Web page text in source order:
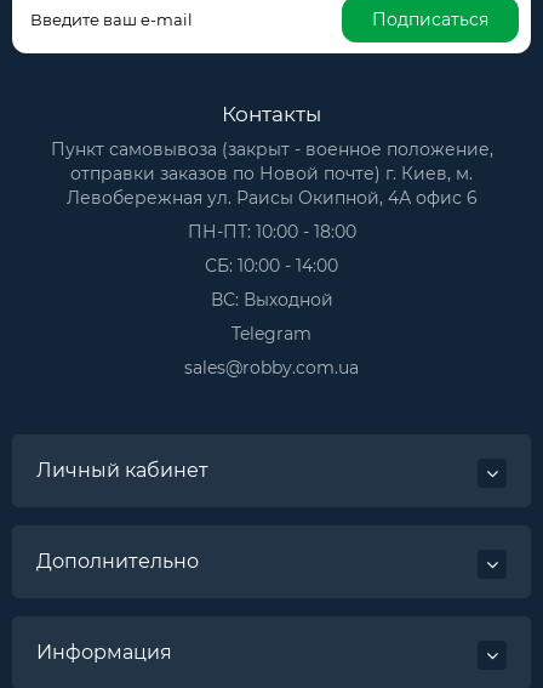
Подписаться
Контакты
Пункт самовывоза (закрыт - военное положение,
отправки заказов по Новой почте) г. Киев, м.
Левобережная ул. Раисы Окипной, 4А офис 6
ПН-ПТ: 10:00 - 18:00
СБ: 10:00 - 14:00
ВС: Выходной
Telegram
sales@robby.com.ua
Личный кабинет
Дополнительно
Информация